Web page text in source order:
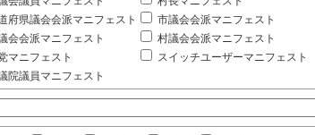
府県議会会派マニフェスト
市議会会派マニフェスト
会会派マニフェスト
村議会会派マニフェスト
マニフェスト
スイッチユーザーマニフェスト
院議員マニフェスト